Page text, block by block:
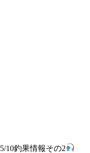
5/10釣果情報その2